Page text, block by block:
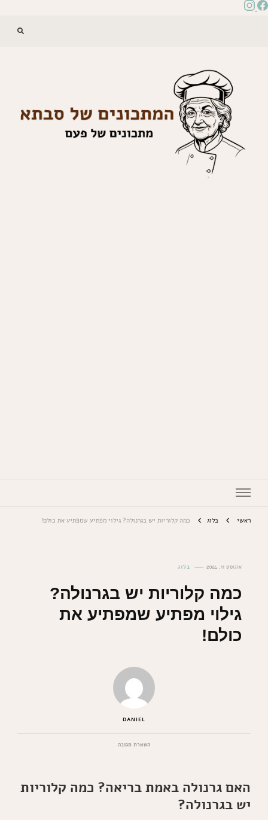
ראשי בלוג כמה קלוריות יש בגרנולה? גילוי מפתיע שמפתיע את כולם!
אוגוסט 11, 2024 בלוג
כמה קלוריות יש בגרנולה?
גילוי מפתיע שמפתיע את
כולם!
DANIEL
השארת תגובהבנושא
בגרנולה?
גילוי
האם גרנולה באמת בריאה? כמה קלוריות
יש בגרנולה?